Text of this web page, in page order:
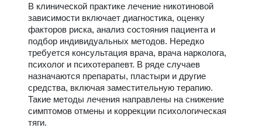
В клинической практике лечение никотиновой
зависимости включает диагностика, оценку
факторов риска, анализ состояния пациента и
подбор индивидуальных методов. Нередко
требуется консультация врача, врача нарколога,
психолог и психотерапевт. В ряде случаев
назначаются препараты, пластыри и другие
средства, включая заместительную терапию.
Такие методы лечения направлены на снижение
симптомов отмены и коррекции психологическая
тяги.